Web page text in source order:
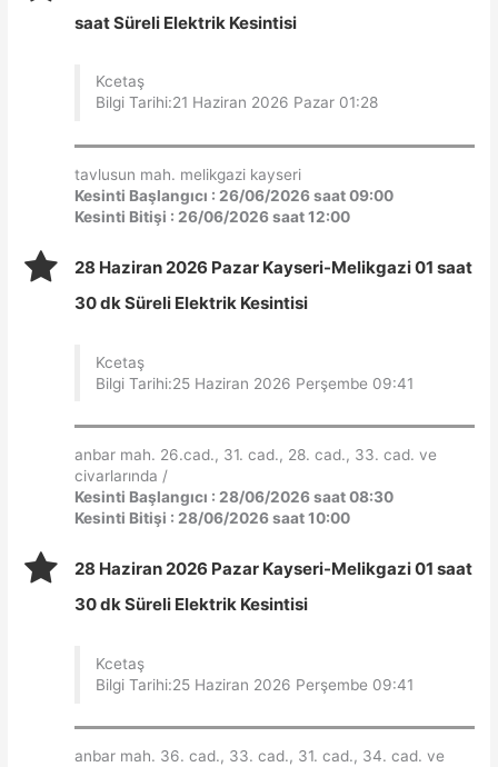
saat Süreli Elektrik Kesintisi
Kcetaş
Bilgi Tarihi:21 Haziran 2026 Pazar 01:28
tavlusun mah. melikgazi kayseri
Kesinti Başlangıcı : 26/06/2026 saat 09:00
Kesinti Bitişi : 26/06/2026 saat 12:00
28 Haziran 2026 Pazar Kayseri-Melikgazi 01 saat
30 dk Süreli Elektrik Kesintisi
Kcetaş
Bilgi Tarihi:25 Haziran 2026 Perşembe 09:41
anbar mah. 26.cad., 31. cad., 28. cad., 33. cad. ve
civarlarında /
Kesinti Başlangıcı : 28/06/2026 saat 08:30
Kesinti Bitişi : 28/06/2026 saat 10:00
28 Haziran 2026 Pazar Kayseri-Melikgazi 01 saat
30 dk Süreli Elektrik Kesintisi
Kcetaş
Bilgi Tarihi:25 Haziran 2026 Perşembe 09:41
anbar mah. 36. cad., 33. cad., 31. cad., 34. cad. ve